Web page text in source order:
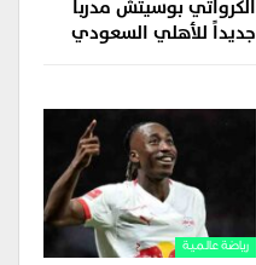
الكرواتي بوسيتش مدرباً
جديداً للأهلي السعودي
رياضة عالمية